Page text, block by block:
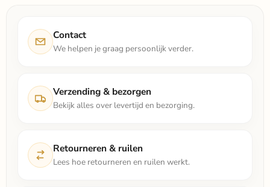
Contact
We helpen je graag persoonlijk verder.
Verzending & bezorgen
Bekijk alles over levertijd en bezorging.
Retourneren & ruilen
Lees hoe retourneren en ruilen werkt.